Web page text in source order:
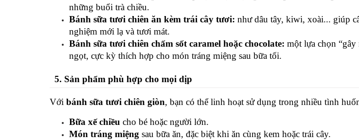
những buổi trà chiều.
Bánh sữa tươi chiên ăn kèm trái cây tươi: như dâu tây, kiwi, xoài... giúp
nghiệm mới lạ và tươi mát.
Bánh sữa tươi chiên chấm sốt caramel hoặc chocolate: một lựa chọn
ngọt, cực kỳ thích hợp cho món tráng miệng sau bữa tối.
5. Sản phẩm phù hợp cho mọi dịp
Với bánh sữa tươi chiên giòn, bạn có thể linh hoạt sử dụng trong nhiều tình
Bữa xế chiều cho bé hoặc người lớn.
Món tráng miệng sau bữa ăn, đặc biệt khi ăn cùng kem hoặc trái cây.